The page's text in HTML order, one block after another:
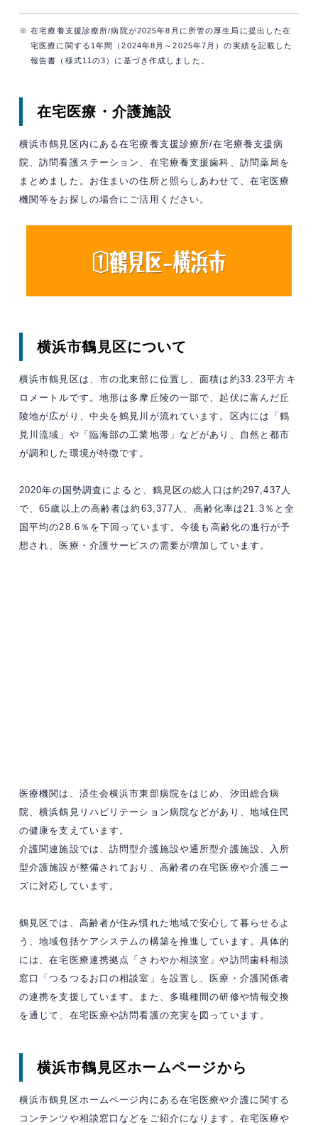
※ 在宅療養支援診療所/病院が2025年8月に所管の厚生局に提出した在
宅医療に関する1年間（2024年8月～2025年7月）の実績を記載した
報告書（様式11の3）に基づき作成しました。
在宅医療・介護施設
横浜市鶴見区内にある在宅療養支援診療所/在宅療養支援病
院、訪問看護ステーション、在宅療養支援歯科、訪問薬局を
まとめました。お住まいの住所と照らしあわせて、在宅医療
機関等をお探しの場合にご活用ください。
横浜市鶴見区について
横浜市鶴見区は、市の北東部に位置し、面積は約33.23平方キ
ロメートルです。​地形は多摩丘陵の一部で、起伏に富んだ丘
陵地が広がり、中央を鶴見川が流れています。​区内には「鶴
見川流域」や「臨海部の工業地帯」などがあり、自然と都市
が調和した環境が特徴です。​
2020年の国勢調査によると、鶴見区の総人口は約297,437人
で、65歳以上の高齢者は約63,377人、高齢化率は21.3％と全
国平均の28.6％を下回っています。​今後も高齢化の進行が予
想され、医療・介護サービスの需要が増加しています。
医療機関は、済生会横浜市東部病院をはじめ、汐田総合病
院、横浜鶴見リハビリテーション病院などがあり、地域住民
の健康を支えています。
介護関連施設では、訪問型介護施設や通所型介護施設、入所
型介護施設が整備されており、高齢者の在宅医療や介護ニー
ズに対応しています。
鶴見区では、高齢者が住み慣れた地域で安心して暮らせるよ
う、地域包括ケアシステムの構築を推進しています。​具体的
には、在宅医療連携拠点「さわやか相談室」や訪問歯科相談
窓口「つるつるお口の相談室」を設置し、医療・介護関係者
の連携を支援しています。​また、多職種間の研修や情報交換
を通じて、在宅医療や訪問看護の充実を図っています。​
横浜市鶴見区ホームページから
横浜市鶴見区ホームページ内にある在宅医療や介護に関する
コンテンツや相談窓口などをご紹介になります。在宅医療や